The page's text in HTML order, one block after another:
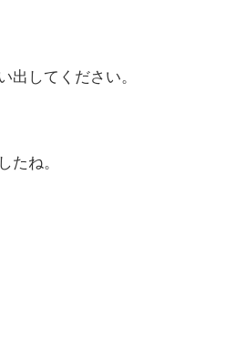
出してください。
たね。